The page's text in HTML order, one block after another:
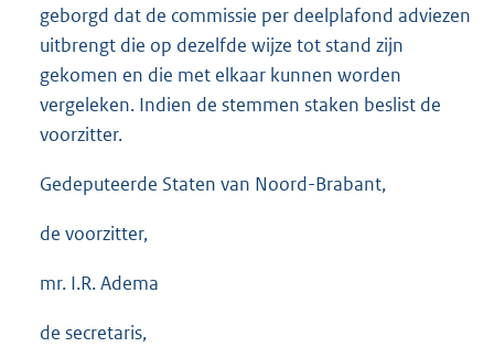
geborgd dat de commissie per deelplafond adviezen
uitbrengt die op dezelfde wijze tot stand zijn
gekomen en die met elkaar kunnen worden
vergeleken. Indien de stemmen staken beslist de
voorzitter.
Gedeputeerde Staten van Noord-Brabant,
de voorzitter,
mr. I.R. Adema
de secretaris,